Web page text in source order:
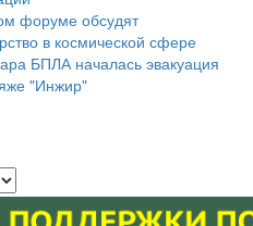
форуме обсудят
в космической сфере
БПЛА началась эвакуация
"Инжир"